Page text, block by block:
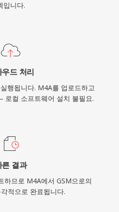
입니다.
우드 처리
행됩니다. M4A를 업로드하고
컬 소프트웨어 설치 불필요.
른 결과
하므로 M4A에서 GSM으로의
적으로 완료됩니다.